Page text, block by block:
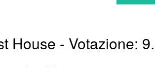
House - Votazione: